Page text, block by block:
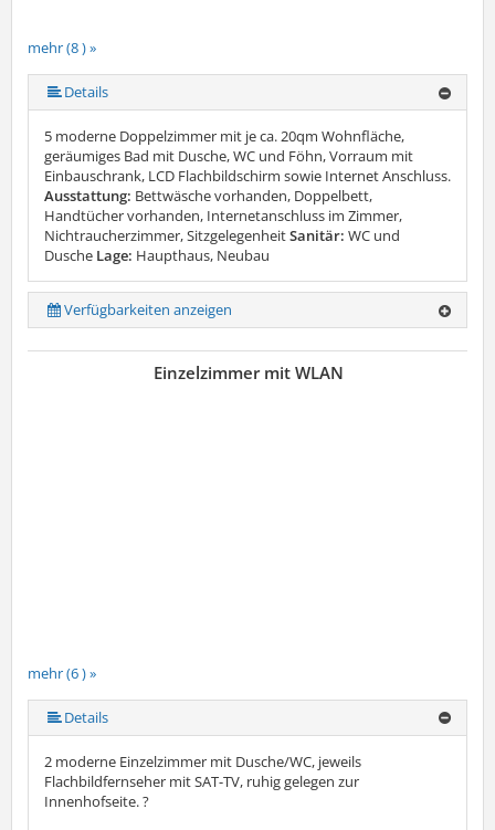
mehr (8 ) »
mehr (8 ) »
mehr (8 ) »
mehr (8 ) »
mehr (8 ) »
Details
5 moderne Doppelzimmer mit je ca. 20qm Wohnfläche,
geräumiges Bad mit Dusche, WC und Föhn, Vorraum mit
Einbauschrank, LCD Flachbildschirm sowie Internet Anschluss.
Ausstattung: Bettwäsche vorhanden, Doppelbett,
Handtücher vorhanden, Internetanschluss im Zimmer,
Nichtraucherzimmer, SitzgelegenheitSanitär: WC und
Dusche Lage: Haupthaus, Neubau
Verfügbarkeiten anzeigen
mehr (6 ) »
mehr (6 ) »
mehr (6 ) »
Einzelzimmer mit WLAN
Details
2 moderne Einzelzimmer mit Dusche/WC, jeweils
Flachbildfernseher mit SAT-TV, ruhig gelegen zur
Innenhofseite. ?